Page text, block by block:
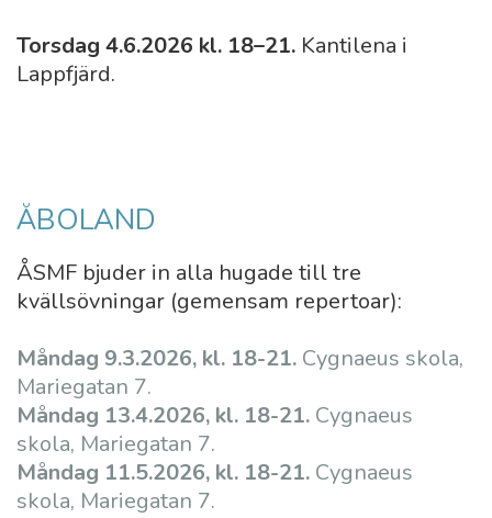
Torsdag 4.6.2026 kl. 18–21. Kantilena i
Lappfjärd.
ÅBOLAND
ÅSMF bjuder in alla hugade till tre
kvällsövningar (gemensam repertoar):
Måndag 9.3.2026, kl. 18-21. Cygnaeus skola,
Mariegatan 7.
Måndag 13.4.2026, kl. 18-21. Cygnaeus
skola, Mariegatan 7.
Måndag 11.5.2026, kl. 18-21. Cygnaeus
skola, Mariegatan 7.